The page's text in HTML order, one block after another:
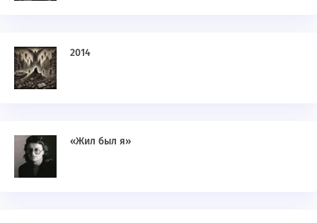
2014
«Жил был я»